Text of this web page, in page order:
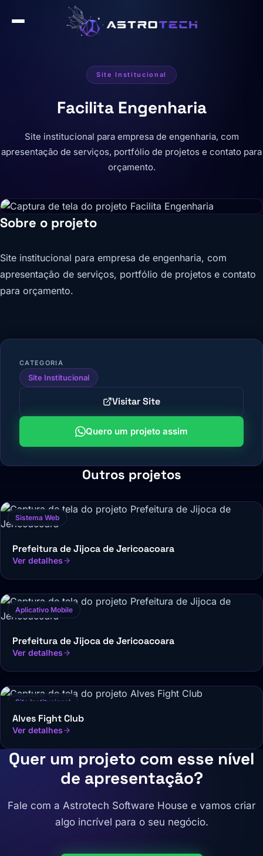
Site Institucional
Facilita Engenharia
Site institucional para empresa de engenharia, com
apresentação de serviços, portfólio de projetos e contato para
orçamento.
Sobre o projeto
Site institucional para empresa de engenharia, com
apresentação de serviços, portfólio de projetos e contato
para orçamento.
CATEGORIA
Site Institucional
Visitar Site
Quero um projeto assim
Outros projetos
Sistema Web
Prefeitura de Jijoca de Jericoacoara
Ver detalhes
Aplicativo Mobile
Prefeitura de Jijoca de Jericoacoara
Ver detalhes
Site Institucional
Alves Fight Club
Ver detalhes
Quer um projeto com esse nível
de apresentação?
Fale com a Astrotech Software House e vamos criar
algo incrível para o seu negócio.